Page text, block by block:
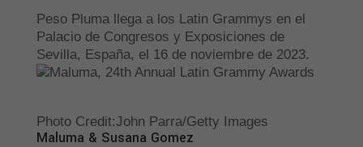
Peso Pluma llega a los Latin Grammys en el
Palacio de Congresos y Exposiciones de
Sevilla, España, el 16 de noviembre de 2023.
Photo Credit:John Parra/Getty Images
Maluma & Susana Gomez